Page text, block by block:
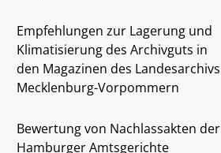
Empfehlungen zur Lagerung und
Klimatisierung des Archivguts in
den Magazinen des Landesarchivs
Mecklenburg-Vorpommern
Bewertung von Nachlassakten der
Hamburger Amtsgerichte